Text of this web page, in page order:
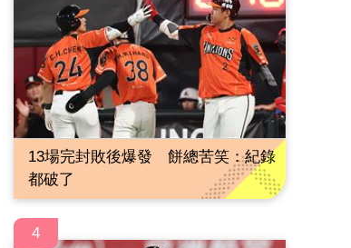
13場完封敗後爆發 餅總苦笑：紀錄
都破了
4